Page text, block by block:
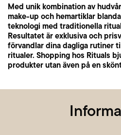
Med unik kombination av
make-up och hemartiklar
teknologi med traditionella
Resultatet är exklusiva och
förvandlar dina dagliga rutiner
ritualer. Shopping hos Rituals
produkter utan även på en